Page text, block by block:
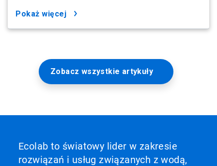
pokaż więcej
Zobacz wszystkie artykuły
Ecolab to światowy lider w zakresie
rozwiązań i usług związanych z wodą,